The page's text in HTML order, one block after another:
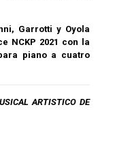
Garrotti y Oyola
NCKP 2021 con la
piano a cuatro
ARTISTICO DE